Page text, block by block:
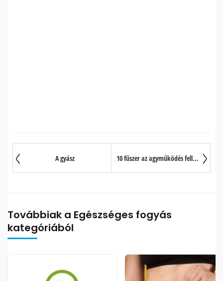
A gyász 10 fűszer az agyműködés fellendítésére
Továbbiak a Egészséges fogyás
kategóriából